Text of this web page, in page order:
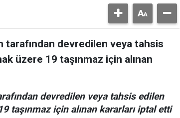
tarafından devredilen veya tahsis
üzere 19 taşınmaz için alınan
devredilen veya tahsis edilen
taşınmaz için alınan kararları iptal etti